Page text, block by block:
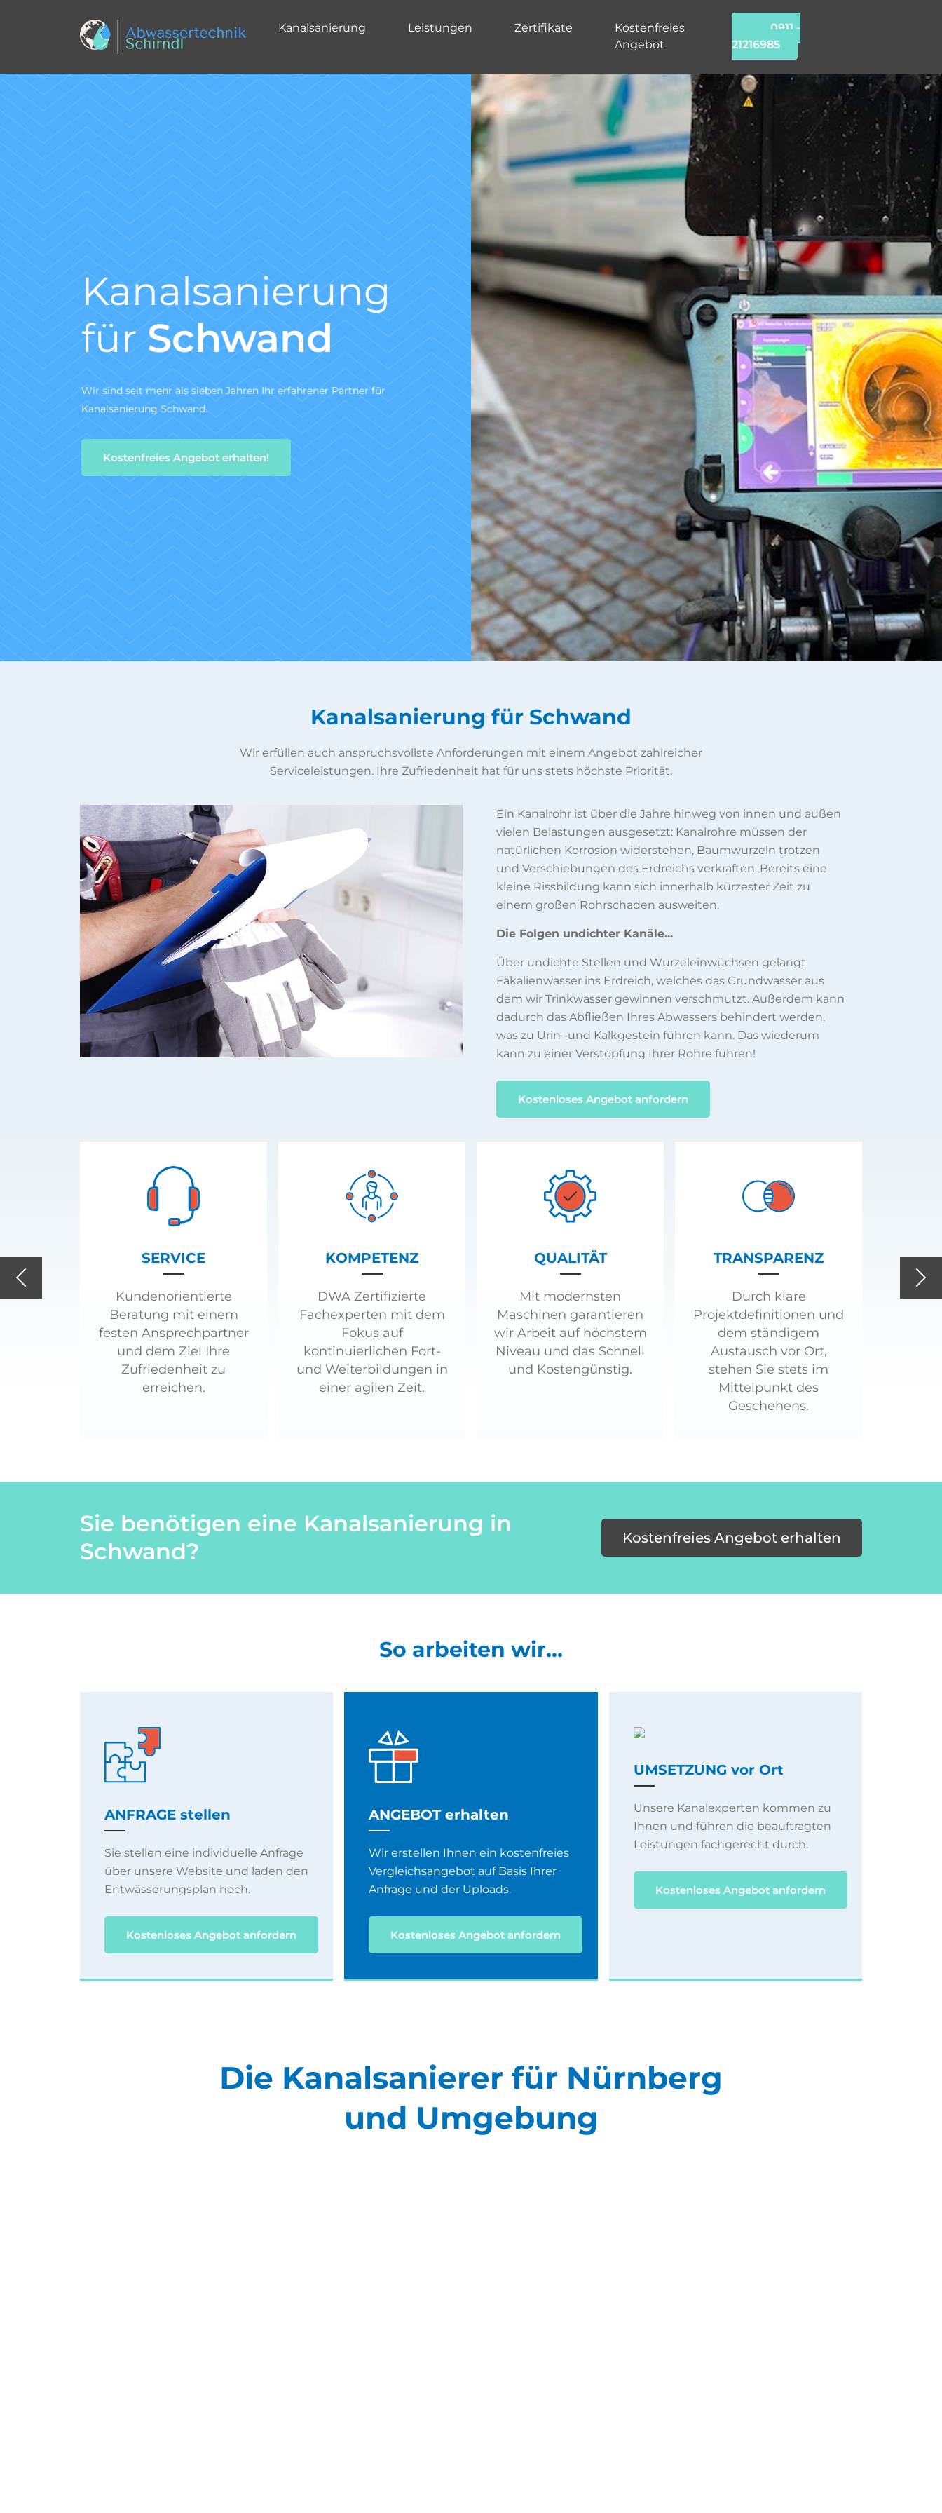
Kanalsanierung Leistungen Zertifikate
Kostenfreies
Angebot
0911 -
21216985
Kanal TV-
Untersuchung
nach DIN 1986-
30
Wir sind ein zertifiziertes Fachunternehmen für die Kanal-TV-
Untersuchung gem. DIN 1986-30.
Zum Angebotsservice
Previous
Kanalsanierung für Schwand
Wir erfüllen auch anspruchsvollste Anforderungen mit einem Angebot zahlreicher
Serviceleistungen. Ihre Zufriedenheit hat für uns stets höchste Priorität.
Ein Kanalrohr ist über die Jahre hinweg von innen und außen
vielen Belastungen ausgesetzt: Kanalrohre müssen der
natürlichen Korrosion widerstehen, Baumwurzeln trotzen
und Verschiebungen des Erdreichs verkraften. Bereits eine
kleine Rissbildung kann sich innerhalb kürzester Zeit zu
einem großen Rohrschaden ausweiten.
Die Folgen undichter Kanäle...
Über undichte Stellen und Wurzeleinwüchsen gelangt
Fäkalienwasser ins Erdreich, welches das Grundwasser aus
dem wir Trinkwasser gewinnen verschmutzt. Außerdem kann
dadurch das Abfließen Ihres Abwassers behindert werden,
was zu Urin -und Kalkgestein führen kann. Das wiederum
kann zu einer Verstopfung Ihrer Rohre führen!
Kostenloses Angebot anfordern
SERVICE
Kundenorientierte
Beratung mit einem
festen Ansprechpartner
und dem Ziel Ihre
Zufriedenheit zu
erreichen.
KOMPETENZ
DWA Zertifizierte
Fachexperten mit dem
Fokus auf
kontinuierlichen Fort-
und Weiterbildungen in
einer agilen Zeit.
QUALITÄT
Mit modernsten
Maschinen garantieren
wir Arbeit auf höchstem
Niveau und das Schnell
und Kostengünstig.
TRANSPARENZ
Durch klare
Projektdefinitionen und
dem ständigem
Austausch vor Ort,
stehen Sie stets im
Mittelpunkt des
Geschehens.
Sie benötigen eine Kanalsanierung in
Schwand?
Kostenfreies Angebot erhalten
So arbeiten wir...
ANFRAGE stellen
Sie stellen eine individuelle Anfrage
über unsere Website und laden den
Entwässerungsplan hoch.
Kostenloses Angebot anfordern
ANGEBOT erhalten
Wir erstellen Ihnen ein kostenfreies
Vergleichsangebot auf Basis Ihrer
Anfrage und der Uploads.
Kostenloses Angebot anfordern
UMSETZUNG vor Ort
Unsere Kanalexperten kommen zu
Ihnen und führen die beauftragten
Leistungen fachgerecht durch.
Kostenloses Angebot anfordern
Die Kanalsanierer für Nürnberg
und Umgebung